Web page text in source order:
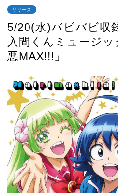
リリース
5/20(水)バビバビ収
入間くんミュージ
悪MAX!!!」